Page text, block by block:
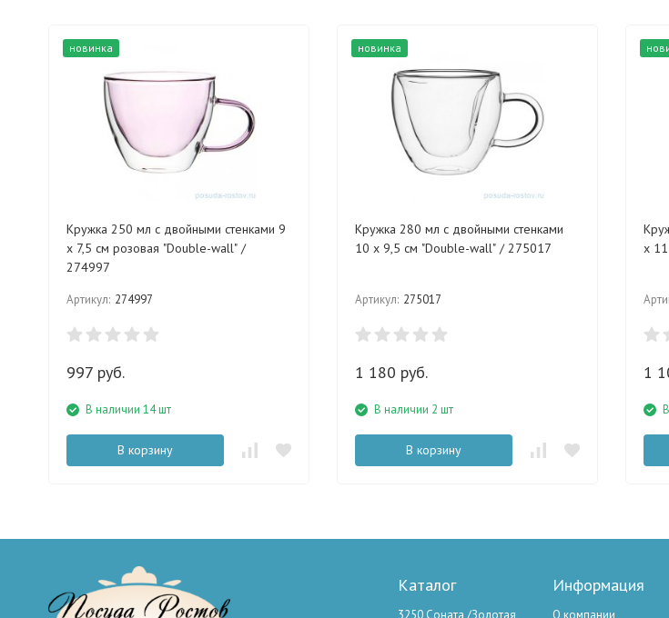
новинка
Кружка 250 мл с двойными стенками 9
х 7,5 см розовая "Double-wall" /
274997
Артикул: 274997
997 руб.
В наличии 14 шт
В корзину
новинка
Кружка 280 мл с двойными стенками
10 х 9,5 см "Double-wall" / 275017
Артикул: 275017
1 180 руб.
В наличии 2 шт
В корзину
х
1
Каталог
3250 Соната /Золотая
Информация
О компании